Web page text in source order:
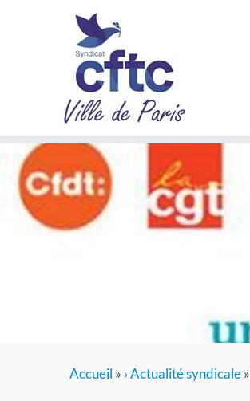
Passer
contenu
Accueil » › Actualité syndicale»